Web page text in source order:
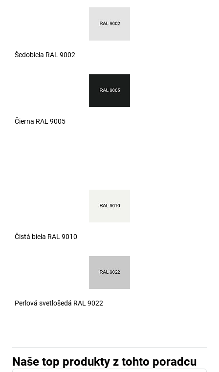
Šedobiela RAL 9002
Čierna RAL 9005
Čistá biela RAL 9010
Perlová svetlošedá RAL 9022
Naše top produkty z tohto poradcu